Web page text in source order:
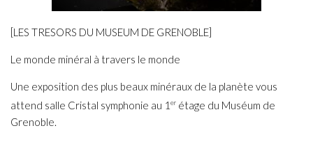
[LES TRESORS DU MUSEUM DE GRENOBLE]
Le monde minéral à travers le monde
Une exposition des plus beaux minéraux de la planète vous
attend salle Cristal symphonie au 1 er étage du Muséum de
Grenoble.